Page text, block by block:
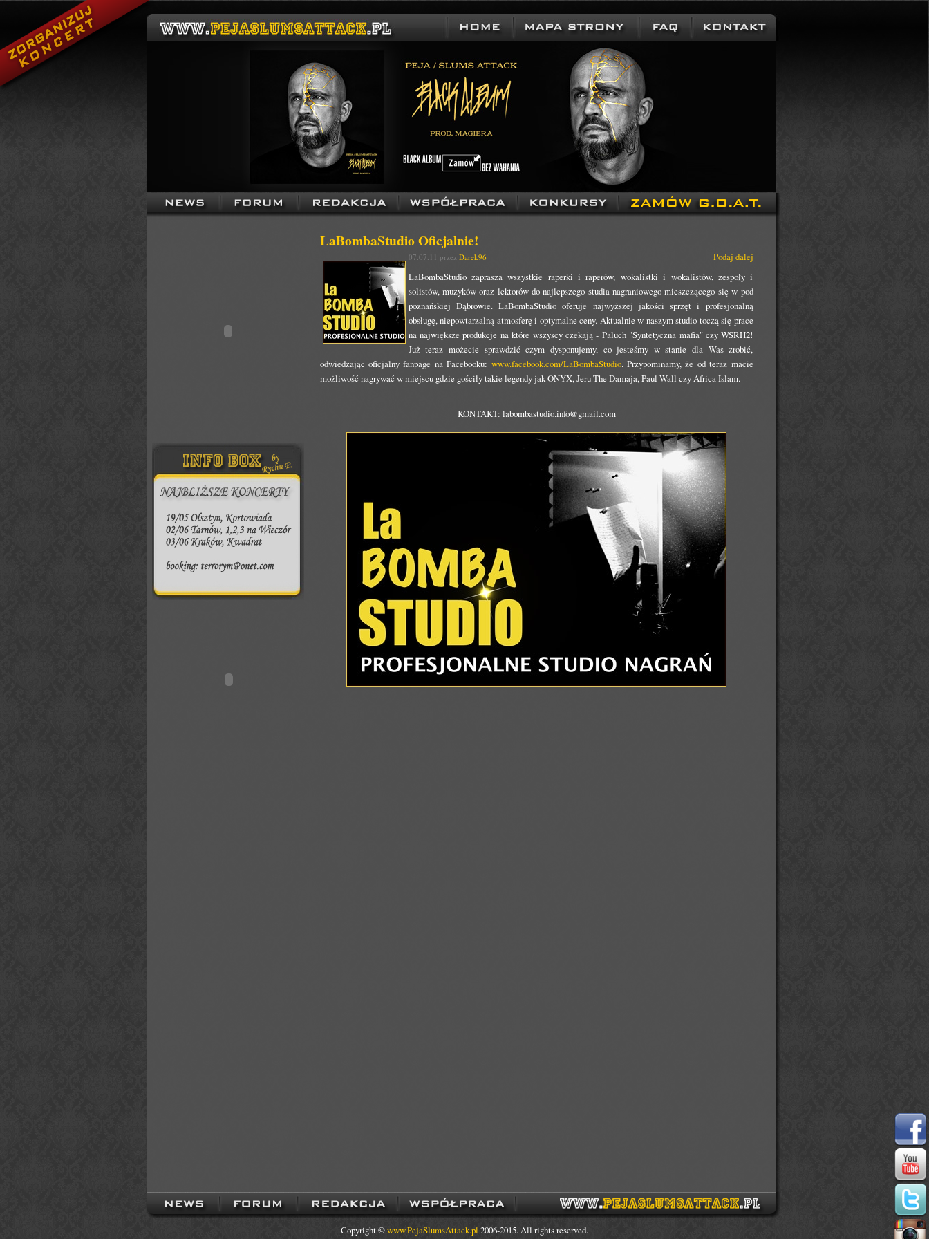
LaBombaStudio Oficjalnie!
07.07.11 przez Darek96
Podaj dalej
LaBombaStudio zaprasza wszystkie raperki i raperów, wokalistki i wokalistów, zespoły i
solistów, muzyków oraz lektorów do najlepszego studia nagraniowego mieszczącego się w pod
poznańskiej Dąbrowie. LaBombaStudio oferuje najwyższej jakości sprzęt i profesjonalną
obsługę, niepowtarzalną atmosferę i optymalne ceny. Aktualnie w naszym studio toczą się prace
na największe produkcje na które wszyscy czekają - Paluch "Syntetyczna mafia" czy WSRH2!
Już teraz możecie sprawdzić czym dysponujemy, co jesteśmy w stanie dla Was zrobić,
odwiedzając oficjalny fanpage na Facebooku: www.facebook.com/LaBombaStudio. Przypominamy, że od teraz macie
możliwość nagrywać w miejscu gdzie gościły takie legendy jak ONYX, Jeru The Damaja, Paul Wall czy Africa Islam.
KONTAKT: labombastudio.info@gmail.com
Copyright ©www.PejaSlumsAttack.pl 2006-2015. All rights reserved.